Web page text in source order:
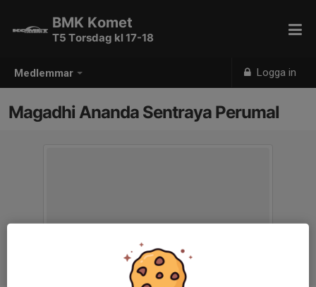
Medlemmar Logga in
BMK Komet
T5 Torsdag kl 17-18
Magadhi Ananda Sentraya Perumal